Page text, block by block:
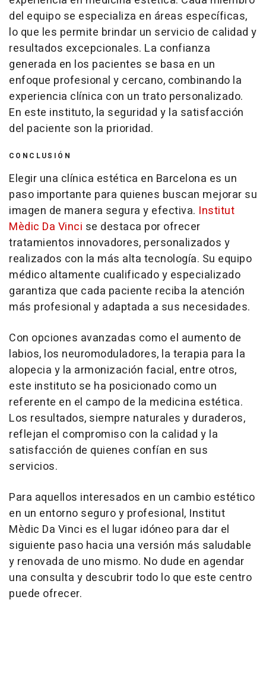
del equipo se especializa en áreas específicas,
lo que les permite brindar un servicio de calidad y
resultados excepcionales. La confianza
generada en los pacientes se basa en un
enfoque profesional y cercano, combinando la
experiencia clínica con un trato personalizado.
En este instituto, la seguridad y la satisfacción
del paciente son la prioridad.
CONCLUSIÓN
Elegir una clínica estética en Barcelona es un
paso importante para quienes buscan mejorar su
imagen de manera segura y efectiva. Institut
Mèdic Da Vinci se destaca por ofrecer
tratamientos innovadores, personalizados y
realizados con la más alta tecnología. Su equipo
médico altamente cualificado y especializado
garantiza que cada paciente reciba la atención
más profesional y adaptada a sus necesidades.
Con opciones avanzadas como el aumento de
labios, los neuromoduladores, la terapia para la
alopecia y la armonización facial, entre otros,
este instituto se ha posicionado como un
referente en el campo de la medicina estética.
Los resultados, siempre naturales y duraderos,
reflejan el compromiso con la calidad y la
satisfacción de quienes confían en sus
servicios.
Para aquellos interesados en un cambio estético
en un entorno seguro y profesional, Institut
Mèdic Da Vinci es el lugar idóneo para dar el
siguiente paso hacia una versión más saludable
y renovada de uno mismo. No dude en agendar
una consulta y descubrir todo lo que este centro
puede ofrecer.